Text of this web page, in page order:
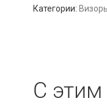
Категории:
C